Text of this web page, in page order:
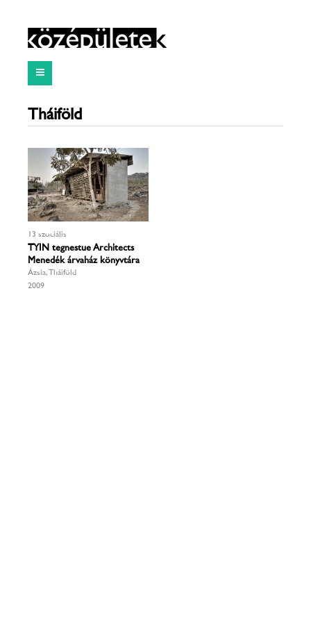
Tháiföld
13 szociális
TYIN tegnestue Architects
Menedék árvaház könyvtára
Ázsia, Tháiföld
2009